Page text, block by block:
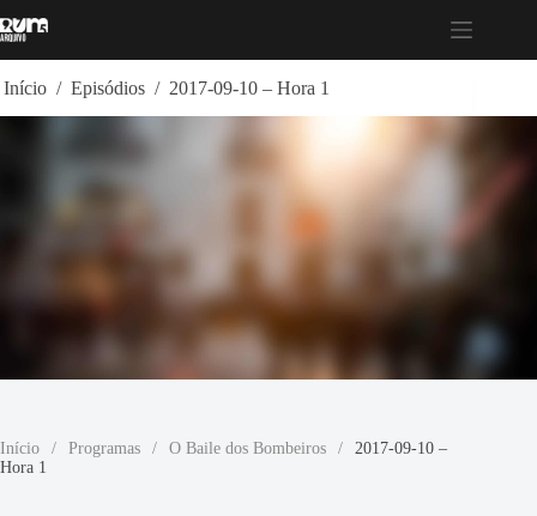
para
Início / Episódios / 2017-09-10 – Hora 1
Início / Programas / O Baile dos Bombeiros /
2017-09-10 –
Hora 1